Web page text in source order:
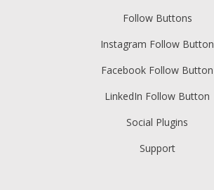
Follow Buttons
Instagram Follow Button
Facebook Follow Button
LinkedIn Follow Button
Social Plugins
Support